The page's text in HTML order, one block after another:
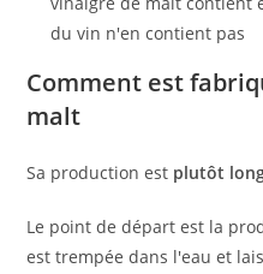
du vin n'en contient pas
Comment est
malt
Sa production est plutôt
Le point de départ est la
est trempée dans l'eau et